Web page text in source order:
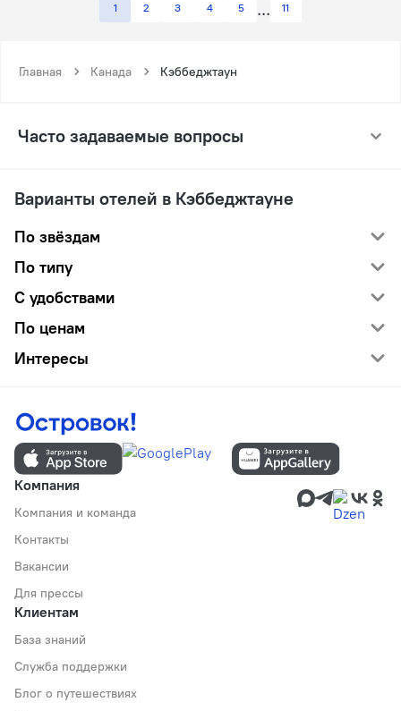
1 2 3 4 5 11
Главная Канада Кэббеджтаун
Часто задаваемые вопросы
Варианты отелей в Кэббеджтауне
По звёздам
По типу
С удобствами
По ценам
Интересы
Компания
Компания и команда
Контакты
Вакансии
Для прессы
Клиентам
База знаний
Служба поддержки
Блог о путешествиях